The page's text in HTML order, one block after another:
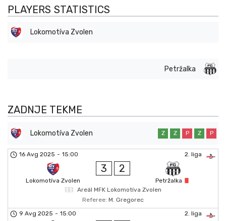
PLAYERS STATISTICS
Lokomotíva Zvolen
Petržalka
ZADNJE TEKME
Lokomotíva Zvolen Z Z P Z P
2. liga
16 Avg 2025 - 15:00
Lokomotíva Zvolen
3 2
Petržalka
Areál MFK Lokomotíva Zvolen
Referee: M. Gregorec
2. liga
9 Avg 2025 - 15:00